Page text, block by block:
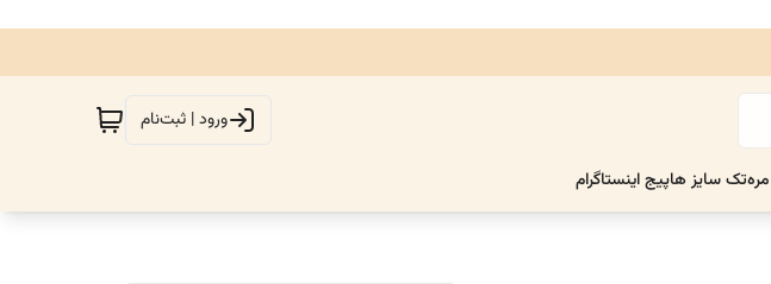
ورود | ثبت‌نام
تک سایز هاپیج اینستاگرام